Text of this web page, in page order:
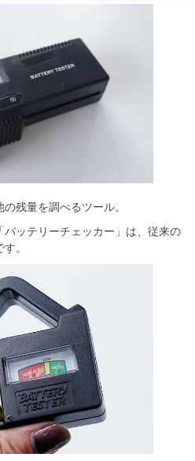
残量を調べるツール。
ッテリーチェッカー」は、従来の
。